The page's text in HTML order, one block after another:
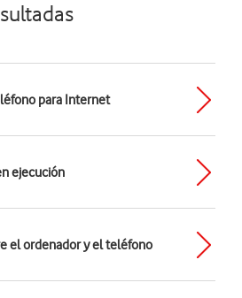
para Internet
ejecución
el ordenador y el teléfono